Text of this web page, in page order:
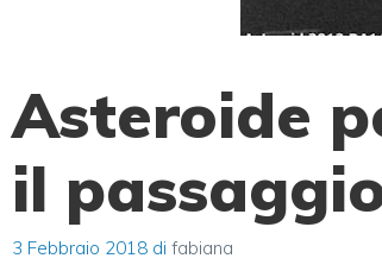
Asteroide
il
3 Febbraio 2018 di fabiana